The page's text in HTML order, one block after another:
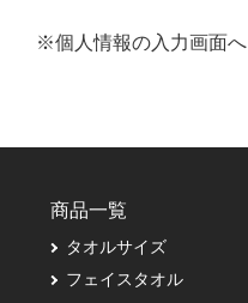
※個人情報の入力画面へ
商品一覧
タオルサイズ
フェイスタオル